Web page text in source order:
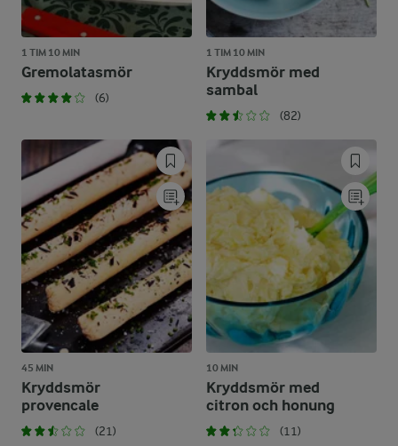
1 TIM 10 MIN
Gremolatasmör
(6)
1 TIM 10 MIN
Kryddsmör med
sambal
(82)
45 MIN
Kryddsmör
provencale
(21)
10 MIN
Kryddsmör med
citron och honung
(11)